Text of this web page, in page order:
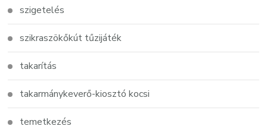
szigetelés
szikraszökőkút tűzijáték
takarítás
takarmánykeverő-kiosztó kocsi
temetkezés